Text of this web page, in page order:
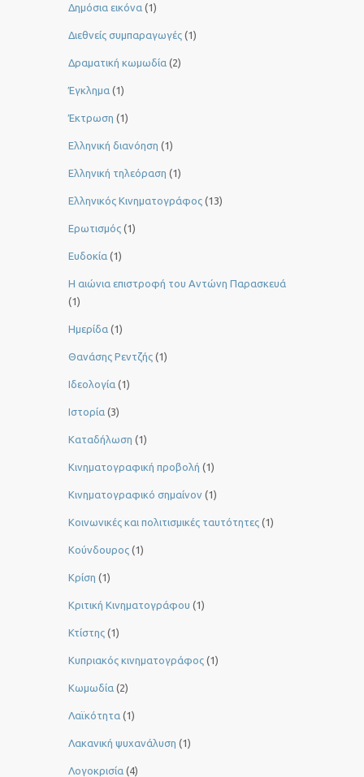
Δημόσια εικόνα (1)
Διεθνείς συμπαραγωγές (1)
Δραματική κωμωδία (2)
Έγκλημα (1)
Έκτρωση (1)
Ελληνική διανόηση (1)
Ελληνική τηλεόραση (1)
Ελληνικός Κινηματογράφος (13)
Ερωτισμός (1)
Ευδοκία (1)
Η αιώνια επιστροφή του Αντώνη Παρασκευά
(1)
Ημερίδα (1)
Θανάσης Ρεντζής (1)
Ιδεολογία (1)
Ιστορία (3)
Καταδήλωση (1)
Κινηματογραφική προβολή (1)
Κινηματογραφικό σημαίνον (1)
Κοινωνικές και πολιτισμικές ταυτότητες (1)
Κούνδουρος (1)
Κρίση (1)
Κριτική Κινηματογράφου (1)
Κτίστης (1)
Κυπριακός κινηματογράφος (1)
Κωμωδία (2)
Λαϊκότητα (1)
Λακανική ψυχανάλυση (1)
Λογοκρισία (4)